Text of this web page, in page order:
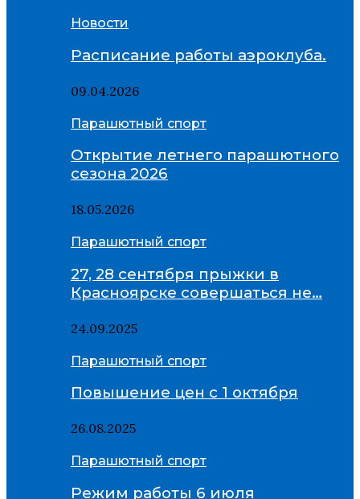
Новости
Расписание работы аэроклуба.
09.04.2026
Парашютный спорт
Открытие летнего парашютного
сезона 2026
18.05.2026
Парашютный спорт
27, 28 сентября прыжки в
Красноярске совершаться не…
24.09.2025
Парашютный спорт
Повышение цен с 1 октября
26.08.2025
Парашютный спорт
Режим работы 6 июля